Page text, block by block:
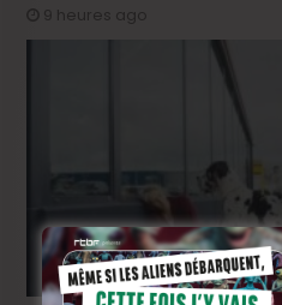
9 heures ago